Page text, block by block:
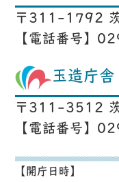
〒311-1792
【電話番号】
玉造庁舎
〒311-3512 茨
【電話番号】
【開庁日時】